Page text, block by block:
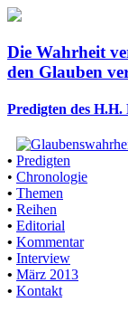
Die Wahrheit
den Glauben
Predigten des
• Predigten
• Chronologie
• Themen
• Reihen
• Editorial
• Kommentar
• Interview
• März 2013
• Kontakt